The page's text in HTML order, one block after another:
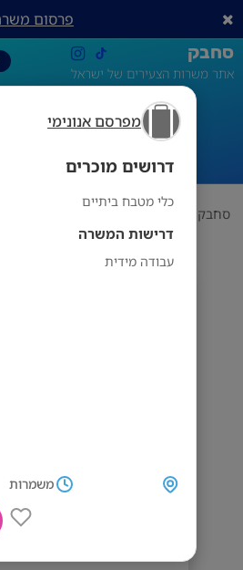
מפרסם אנונימי
דרושים מוכרים
כלי מטבח ביתיים
דרישות המשרה
עבודה מידית
משמרות
פרסום
סחבק
אתר משרות הצעירים של ישראל
דרושים
סחבק